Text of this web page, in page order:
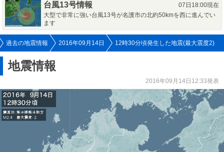
台風13号情報
07日18:00現在
大型で非常に強い台風13号が名護市の北約50kmを西に進んでい
ます
過去の地震情報 2016年09月14日 12時30分頃発生した地震(最大震度2)
地震情報
2016年09月14日12:33発表